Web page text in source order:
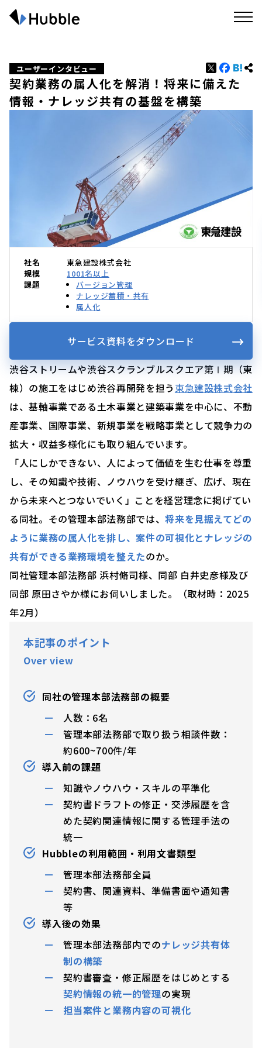
ユーザーインタビュー
契約業務の属人化を解消！将来に備えた
情報・ナレッジ共有の基盤を構築
社名
東急建設株式会社
規模
1001名以上
課題
バージョン管理
ナレッジ蓄積・共有
属人化
サービス資料をダウンロード
渋谷ストリームや渋谷スクランブルスクエア第Ⅰ期（東
棟）の施工をはじめ渋谷再開発を担う 東急建設株式会社
は、基軸事業である土木事業と建築事業を中心に、不動
産事業、国際事業、新規事業を戦略事業として競争力の
拡大・収益多様化にも取り組んでいます。
「人にしかできない、人によって価値を生む仕事を尊重
し、その知識や技術、ノウハウを受け継ぎ、広げ、現在
から未来へとつないでいく」ことを経営理念に掲げてい
る同社。その管理本部法務部では、将来を見据えてどの
ように業務の属人化を排し、案件の可視化とナレッジの
共有ができる業務環境を整えたのか。
同社管理本部法務部 浜村脩司様、同部 白井史彦様及び
同部 原田さやか様にお伺いしました。（取材時：2025
年2月）
本記事のポイント
Over view
同社の管理本部法務部の概要
人数：6名
管理本部法務部で取り扱う相談件数：
約600~700件/年
導入前の課題
知識やノウハウ・スキルの平準化
契約書ドラフトの修正・交渉履歴を含
めた契約関連情報に関する管理手法の
統一
Hubbleの利用範囲・利用文書類型
管理本部法務部全員
契約書、関連資料、準備書面や通知書
等
導入後の効果
管理本部法務部内でのナレッジ共有体
制の構築
契約書審査・修正履歴をはじめとする
契約情報の統一的管理の実現
担当案件と業務内容の可視化